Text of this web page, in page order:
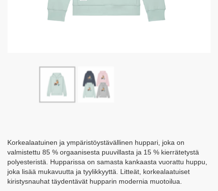
Korkealaatuinen ja ympäristöystävällinen huppari, joka on
valmistettu 85 % orgaanisesta puuvillasta ja 15 % kierrätetystä
polyesteristä. Hupparissa on samasta kankaasta vuorattu huppu,
joka lisää mukavuutta ja tyylikkyyttä. Litteät, korkealaatuiset
kiristysnauhat täydentävät hupparin modernia muotoilua.